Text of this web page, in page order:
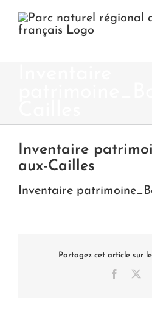
contenu
Inventaire
aux-Cailles
Inventaire
Partagez cet article sur